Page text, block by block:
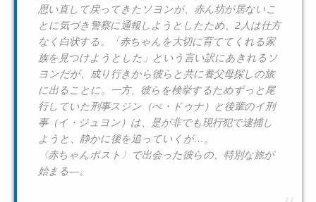
思い直して戻ってきたソヨンが、赤ん坊が居ないこ
とに気づき警察に通報しようとしたため、2人は仕方
なく白状する。「赤ちゃんを大切に育ててくれる家
族を見つけようとした」という言い訳にあきれるソ
ヨンだが、成り行きから彼らと共に養父母探しの旅
に出ることに。一方、彼らを検挙するためずっと尾
行していた刑事スジン（ぺ・ドゥナ）と後輩のイ刑
事（イ・ジュヨン）は、是が非でも現行犯で逮捕し
ようと、静かに後を追っていくが…。
〈赤ちゃんポスト〉で出会った彼らの、特別な旅が
始まる―。